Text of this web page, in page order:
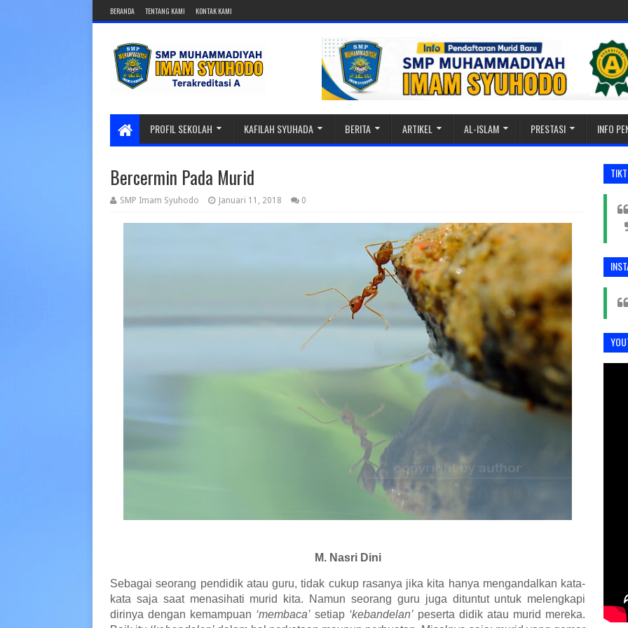
BERANDA TENTANG KAMI KONTAK KAMI
PROFIL SEKOLAH KAFILAH SYUHADA BERITA ARTIKEL AL-ISLAM PRESTASI INFO
Bercermin Pada Murid
SMP Imam Syuhodo Januari 11, 2018 0
M. Nasri Dini
Sebagai seorang pendidik atau guru, tidak cukup rasanya jika kita hanya mengandalkan kata-
kata saja saat menasihati murid kita. Namun seorang guru juga dituntut untuk melengkapi
dirinya dengan kemampuan ‘membaca’ setiap ‘kebandelan’ peserta didik atau murid mereka.